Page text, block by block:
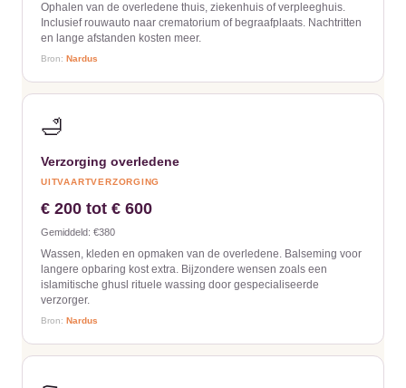
Ophalen van de overledene thuis, ziekenhuis of verpleeghuis.
Inclusief rouwauto naar crematorium of begraafplaats. Nachtritten
en lange afstanden kosten meer.
Bron: Nardus
🛁
Verzorging overledene
UITVAARTVERZORGING
€ 200 tot € 600
Gemiddeld: €380
Wassen, kleden en opmaken van de overledene. Balseming voor
langere opbaring kost extra. Bijzondere wensen zoals een
islamitische ghusl rituele wassing door gespecialiseerde
verzorger.
Bron: Nardus